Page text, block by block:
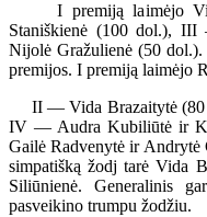
I premiją laimėjo
Staniškienė (100 dol.),
Nijolė Gražulienė (50 dol.).
premijos. I premiją laimėjo
II — Vida Brazaitytė (80
IV — Audra Kubiliūtė ir
Gailė Radvenytė ir Andrytė
simpatišką žodj tarė Vida
Siliūnienė. Generalinis
pasveikino trumpu žodžiu.